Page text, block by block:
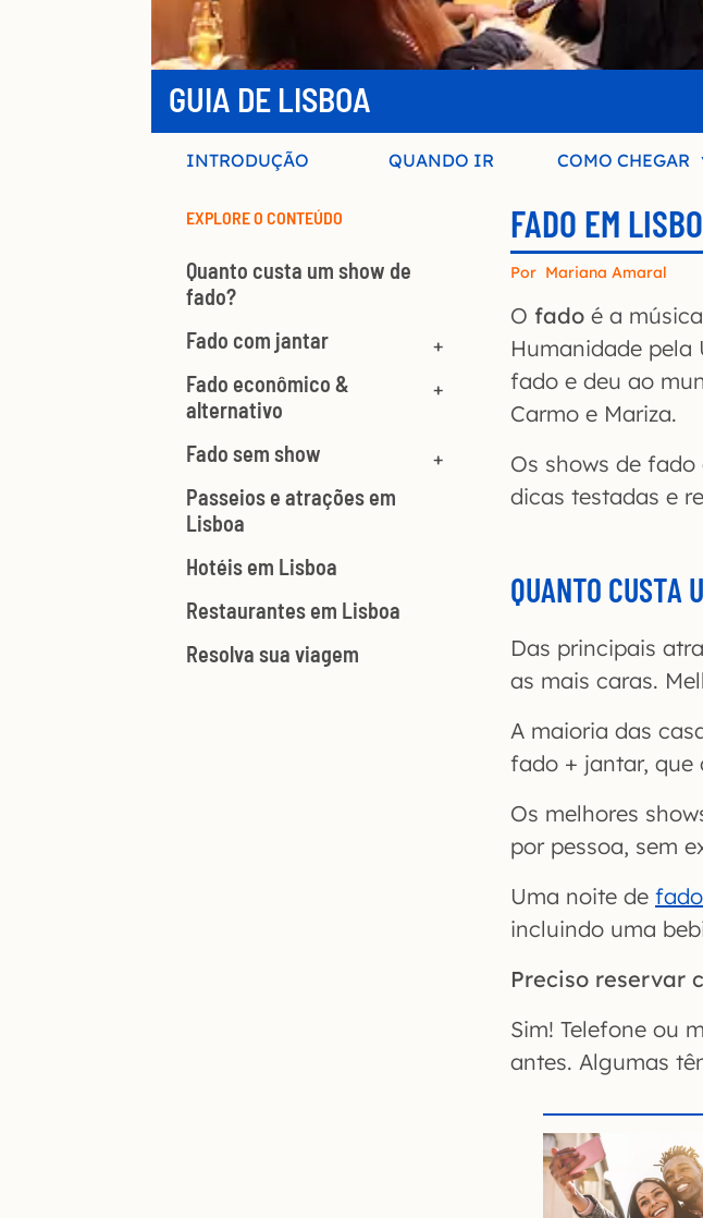
GUIA DE LISBOA
INTRODUÇÃO QUANDO IR COMO CHEGAR
EXPLORE O CONTEÚDO
Quanto custa um show de
fado?
Fado com jantar
Fado econômico &
alternativo
Fado sem show
Passeios e atrações em
Lisboa
Hotéis em Lisboa
Restaurantes em Lisboa
Resolva sua viagem
FADO EM
Por Mariana Amaral
O fado é a
Humanidade pela
fado e deu ao
Carmo e Mariza.
Os shows de
dicas testadas e
QUANTO CUSTA
Das principais
as mais caras.
A maioria das
fado + jantar, que
Os melhores
por pessoa, sem
Uma noite de
incluindo uma
Preciso reservar
Sim! Telefone ou
antes. Algumas